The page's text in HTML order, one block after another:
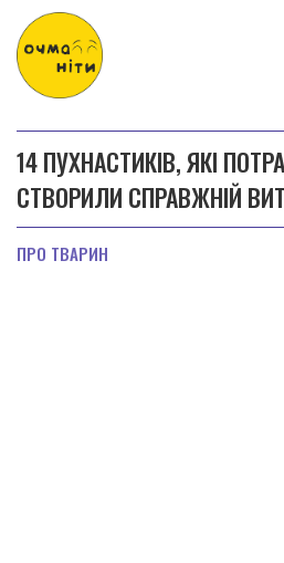
14 ПУХНАСТИКІВ, ЯКІ
СТВОРИЛИ СПРАВЖНІЙ
ПРО ТВАРИН